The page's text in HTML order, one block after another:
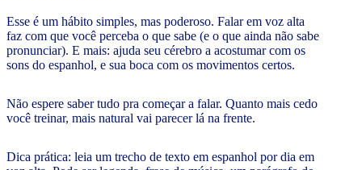
Esse é um hábito simples, mas poderoso. Falar em voz alta
faz com que você perceba o que sabe (e o que ainda não sabe
pronunciar). E mais: ajuda seu cérebro a acostumar com os
sons do espanhol, e sua boca com os movimentos certos.
Não espere saber tudo pra começar a falar. Quanto mais cedo
você treinar, mais natural vai parecer lá na frente.
Dica prática: leia um trecho de texto em espanhol por dia em